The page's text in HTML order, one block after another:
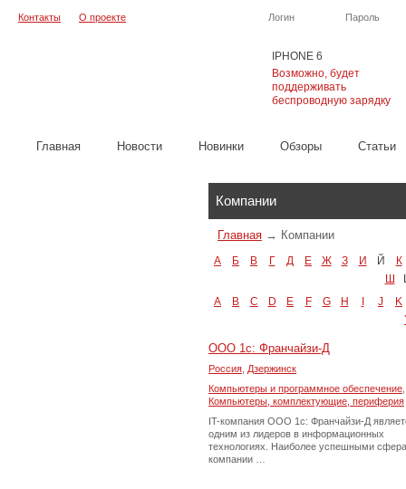
IPHONE 6
Возможно, будет
поддерживать
беспроводную зарядку
Логин Пароль
Контакты О проекте
Главная Новости Новинки Обзоры Cтатьи
Компании
Главная → Компании
А Б В Г Д Е Ж З И Й
К
Ш
A
B C D E F G H J
K
ООО 1с: Франчайзи-Д
Россия Дзержинск
Компьютеры и программное обеспечение
Компьютеры, комплектующие, периферия
IT-компания ООО 1с: Франчайзи-Д
одним из лидеров в информационных
технологиях. Наиболее успешными
компании …